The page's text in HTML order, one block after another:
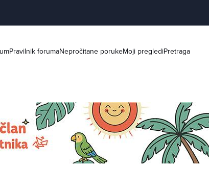
Pravilnik forumaNepročitane porukeMoji preglediPretraga